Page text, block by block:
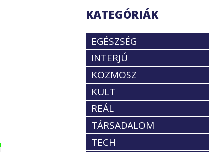
KATEGÓRIÁK
EGÉSZSÉG
INTERJÚ
KOZMOSZ
KULT
REÁL
TÁRSADALOM
TECH